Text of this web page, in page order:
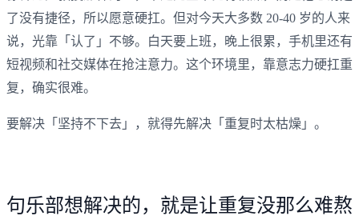
了没有捷径，所以愿意硬扛。但对今天大多数 20-40 岁的人来
说，光靠「认了」不够。白天要上班，晚上很累，手机里还有
短视频和社交媒体在抢注意力。这个环境里，靠意志力硬扛重
复，确实很难。
要解决「坚持不下去」，就得先解决「重复时太枯燥」。
句乐部想解决的，就是让重复没那么难熬